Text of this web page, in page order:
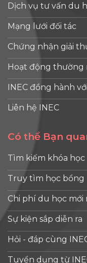
Dịch vụ tư vấn du
Mạng lưới đối tác
Chứng nhận giải
Hoạt động thường
INEC đồng hành
Liên hệ INEC
Có thể Bạn
Tìm kiếm khóa học
Truy tìm học bổng
Chi phí du học mới
Sự kiện sắp diễn ra
Hỏi - đáp cùng
Tuyển dụng từ